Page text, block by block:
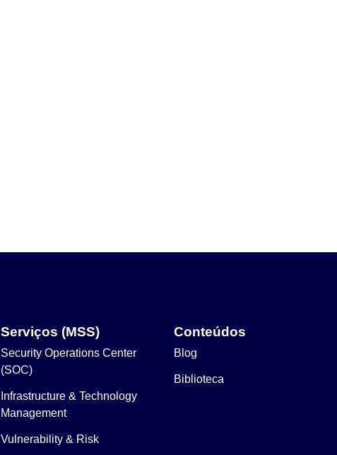
Serviços (MSS)
Security Operations Center
(SOC)
Infrastructure & Technology
Management
Vulnerability & Risk
Conteúdos
Blog
Biblioteca